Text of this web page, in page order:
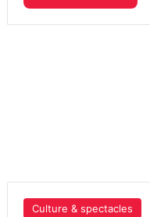
Culture & spectacles